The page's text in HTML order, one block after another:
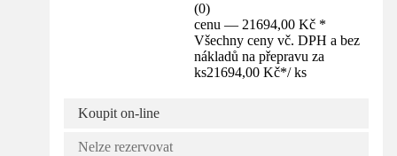
(0)
cenu — 21694,00 Kč *
Všechny ceny vč. DPH a bez
nákladů na přepravu za
ks21694,00 Kč*/ ks
Koupit on-line
Nelze rezervovat